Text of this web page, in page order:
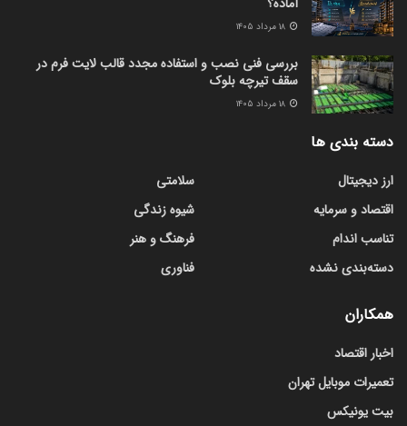
بررسی فنی نصب و استفاده مجدد قالب لایت فرم در
سقف تیرچه بلوک
دسته بندی ها
ارز دیجیتال
اقتصاد و سرمایه
تناسب اندام
دسته‌بندی نشده
سلامتی
شیوه زندگی
فرهنگ و هنر
فناوری
همکاران
اخبار اقتصاد
تعمیرات موبایل تهران
بیت یونیکس